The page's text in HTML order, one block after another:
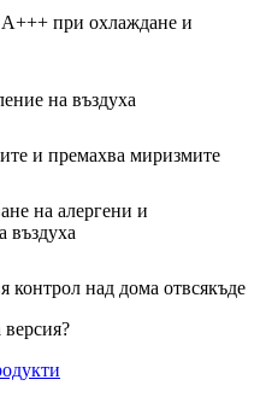
A+++ при охлаждане и
на въздуха
и премахва миризмите
на алергени и
въздуха
контрол над дома отвсякъде
версия?